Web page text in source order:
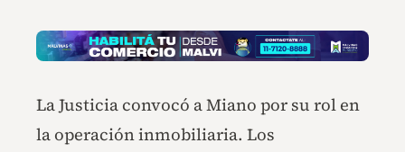
La Justicia convocó a Miano por su rol en
la operación inmobiliaria. Los